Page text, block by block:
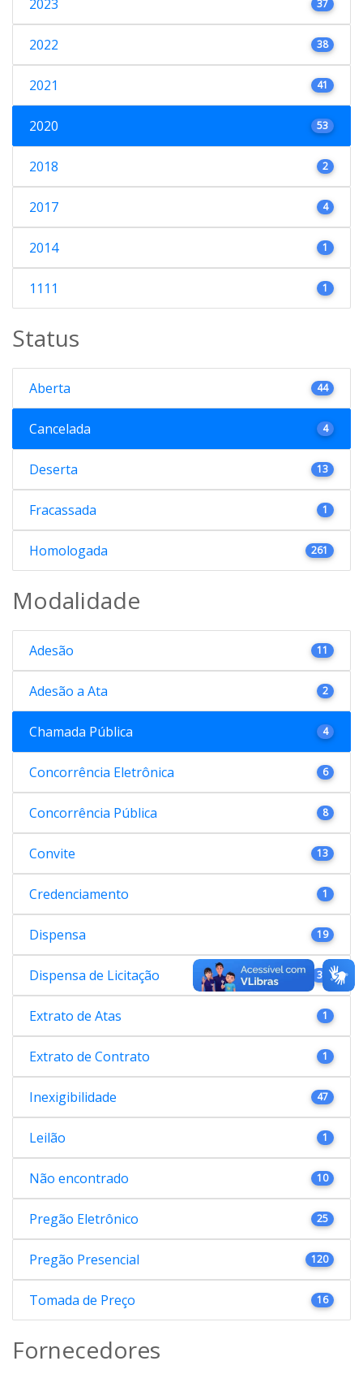
2023 37
2022 38
2021 41
2020 53
2018 2
2017 4
2014 1
1111 1
Status
Aberta 44
Cancelada 4
Deserta 13
Fracassada 1
Homologada 261
Modalidade
Adesão 11
Adesão a Ata 2
Chamada Pública 4
Concorrência Eletrônica 6
Concorrência Pública 8
Convite 13
Credenciamento 1
Dispensa 19
Dispensa de Licitação 38
Extrato de Atas 1
Extrato de Contrato 1
Inexigibilidade 47
Leilão 1
Não encontrado 10
Pregão Eletrônico 25
Pregão Presencial 120
Tomada de Preço 16
Fornecedores